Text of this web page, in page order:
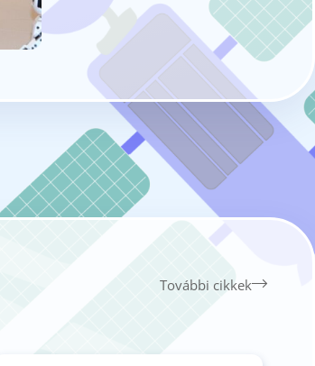
További cikkek